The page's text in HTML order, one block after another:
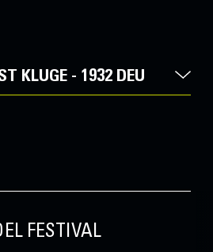
KLUGE - 1932 DEU
FESTIVAL